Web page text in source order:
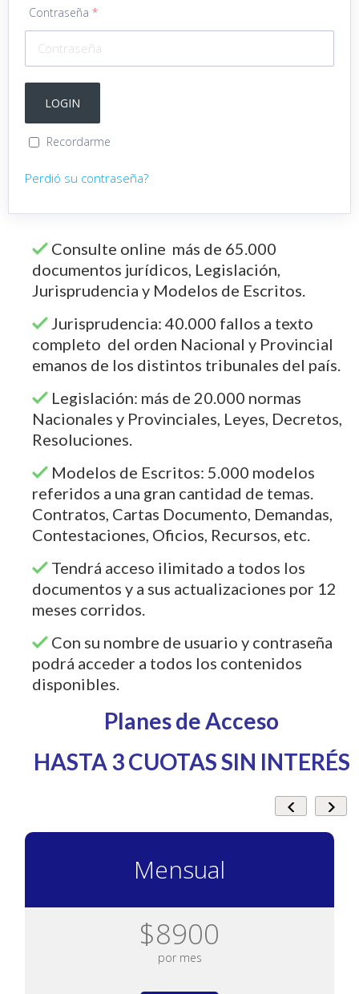
Contraseña *
Recordarme
Perdió su contraseña?
Consulte online más de 65.000
documentos jurídicos, Legislación,
Jurisprudencia y Modelos de Escritos.
Jurisprudencia: 40.000 fallos a texto
completo del orden Nacional y Provincial
emanos de los distintos tribunales del país.
Legislación: más de 20.000 normas
Nacionales y Provinciales, Leyes, Decretos,
Resoluciones.
Modelos de Escritos: 5.000 modelos
referidos a una gran cantidad de temas.
Contratos, Cartas Documento, Demandas,
Contestaciones, Oficios, Recursos, etc.
Tendrá acceso ilimitado a todos los
documentos y a sus actualizaciones por 12
meses corridos.
Con su nombre de usuario y contraseña
podrá acceder a todos los contenidos
disponibles.
Planes de Acceso
HASTA 3 CUOTAS SIN INTERÉS
Mensual
$8900
por mes